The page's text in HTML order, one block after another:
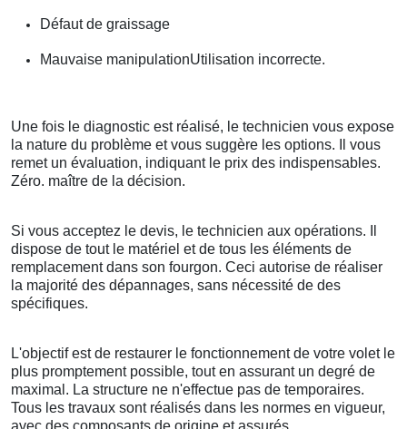
Défaut de graissage
Mauvaise manipulationUtilisation incorrecte.
Une fois le diagnostic est réalisé, le technicien vous expose
la nature du problème et vous suggère les options. Il vous
remet un évaluation, indiquant le prix des indispensables.
Zéro. maître de la décision.
Si vous acceptez le devis, le technicien aux opérations. Il
dispose de tout le matériel et de tous les éléments de
remplacement dans son fourgon. Ceci autorise de réaliser
la majorité des dépannages, sans nécessité de des
spécifiques.
L'objectif est de restaurer le fonctionnement de votre volet le
plus promptement possible, tout en assurant un degré de
maximal. La structure ne n'effectue pas de temporaires.
Tous les travaux sont réalisés dans les normes en vigueur,